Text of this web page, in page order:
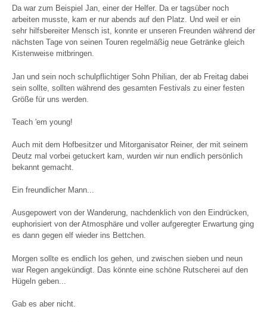
Da war zum Beispiel Jan, einer der Helfer. Da er tagsüber noch
arbeiten musste, kam er nur abends auf den Platz. Und weil er ein
sehr hilfsbereiter Mensch ist, konnte er unseren Freunden während der
nächsten Tage von seinen Touren regelmäßig neue Getränke gleich
Kistenweise mitbringen.
Jan und sein noch schulpflichtiger Sohn Philian, der ab Freitag dabei
sein sollte, sollten während des gesamten Festivals zu einer festen
Größe für uns werden.
Teach 'em young!
Auch mit dem Hofbesitzer und Mitorganisator Reiner, der mit seinem
Deutz mal vorbei getuckert kam, wurden wir nun endlich persönlich
bekannt gemacht.
Ein freundlicher Mann...
Ausgepowert von der Wanderung, nachdenklich von den Eindrücken,
euphorisiert von der Atmosphäre und voller aufgeregter Erwartung ging
es dann gegen elf wieder ins Bettchen.
Morgen sollte es endlich los gehen, und zwischen sieben und neun
war Regen angekündigt. Das könnte eine schöne Rutscherei auf den
Hügeln geben...
Gab es aber nicht.